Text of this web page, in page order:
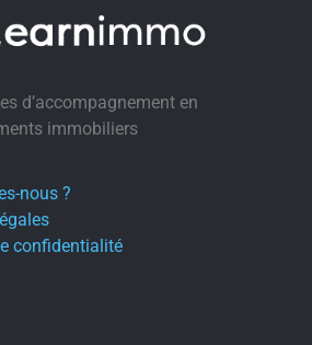
d’accompagnement en
immobiliers
nous ?
confidentialité